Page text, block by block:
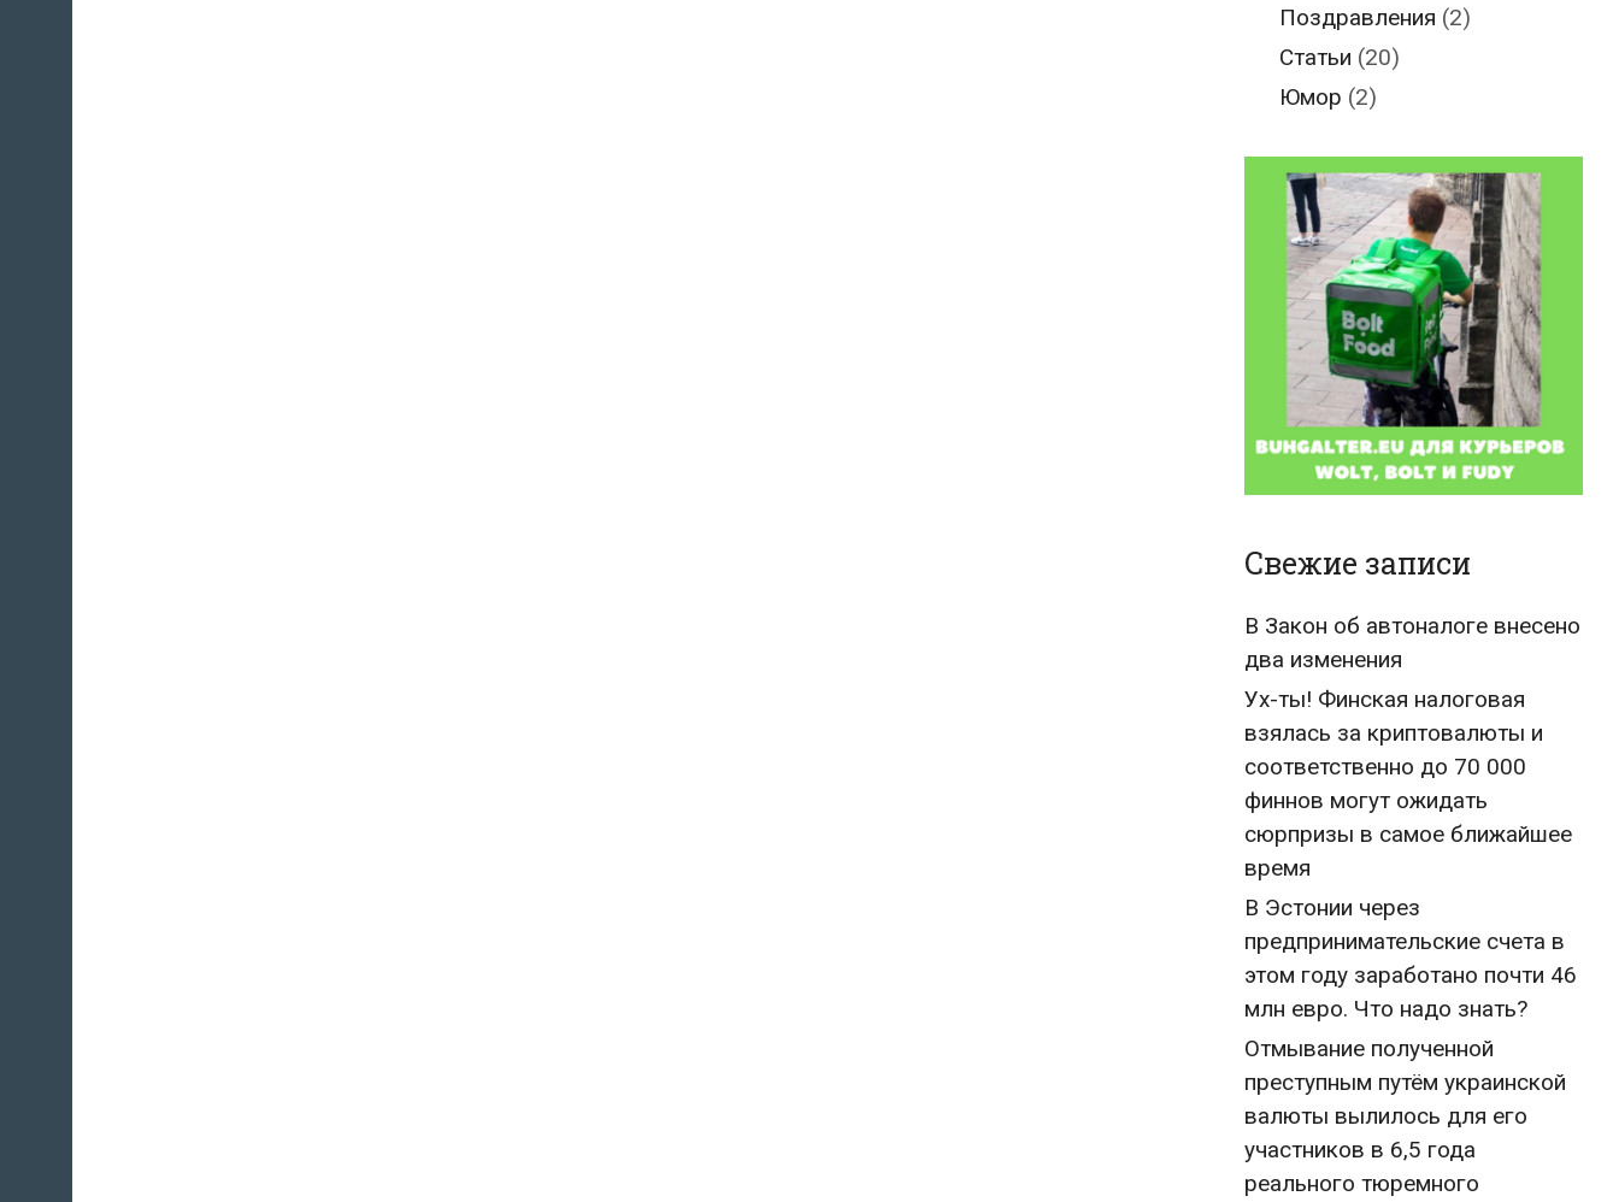
Поздравления (2)
Статьи (20)
Юмор (2)
Свежие записи
В Закон об автоналоге внесено
два изменения
Ух-ты! Финская налоговая
взялась за криптовалюты и
соответственно до 70 000
финнов могут ожидать
сюрпризы в самое ближайшее
время
В Эстонии через
предпринимательские счета в
этом году заработано почти 46
млн евро. Что надо знать?
Отмывание полученной
преступным путём украинской
валюты вылилось для его
участников в 6,5 года
реального тюремного